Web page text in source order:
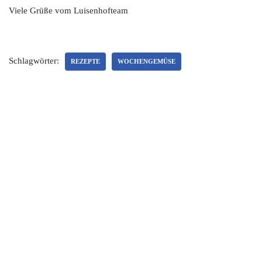
Viele Grüße vom Luisenhofteam
Schlagwörter: REZEPTE WOCHENGEMÜSE